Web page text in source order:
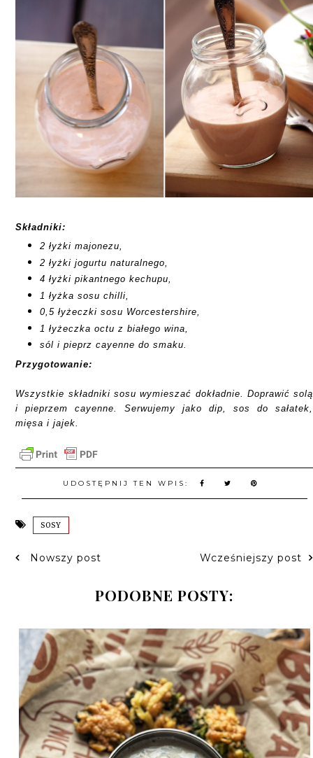
Składniki:
2 łyżki majonezu,
2 łyżki jogurtu naturalnego,
4 łyżki pikantnego kechupu,
1 łyżka sosu chilli,
0,5 łyżeczki sosu Worcestershire,
1 łyżeczka octu z białego wina,
sól i pieprz cayenne do smaku.
Przygotowanie:
Wszystkie składniki sosu wymieszać dokładnie. Doprawić solą
i pieprzem cayenne. Serwujemy jako dip, sos do sałatek,
mięsa i jajek.
UDOSTĘPNIJ TEN WPIS:
SOSY
Nowszy post Wcześniejszy post
PODOBNE POSTY: